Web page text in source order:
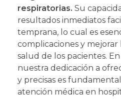
respiratorias. Su
resultados inmediatos
temprana, lo cual es
complicaciones y mejorar
salud de los pacientes.
nuestra dedicación a
y precisas es
atención médica en